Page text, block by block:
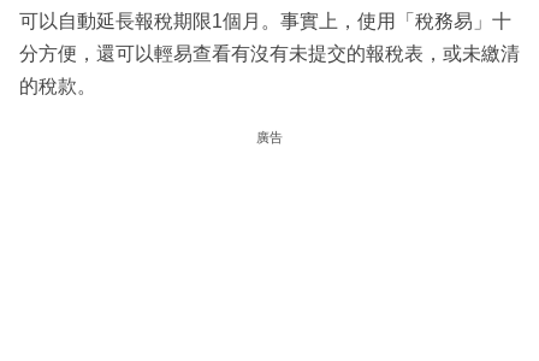
可以自動延長報稅期限1個月。事實上，使用「稅務易」十
分方便，還可以輕易查看有沒有未提交的報稅表，或未繳清
的稅款。
廣告